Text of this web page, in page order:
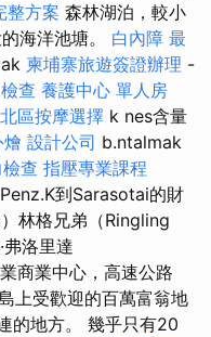
整方案 森林湖泊，較小
海洋池塘。 白內障 最
柬埔寨旅遊簽證辦理 -
查 養護中心 單人房
北區按摩選擇 k nes含量
設計公司 b.ntalmak
查 指壓專業課程
到Sarasotai的財
林格兄弟（Ringling
洛里達
商業中心，高速公路
上受歡迎的百萬富翁地
的地方。 幾乎只有20